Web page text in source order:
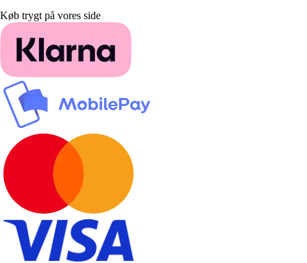
Køb trygt på vores side